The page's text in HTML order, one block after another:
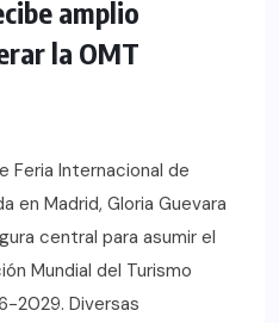
amplio
la OMT
Feria Internacional de
en Madrid, Gloria Guevara
central para asumir el
Mundial del Turismo
2029. Diversas